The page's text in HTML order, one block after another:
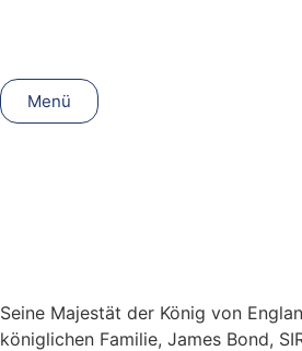
Menü
Seine Majestät der König von
königlichen Familie, James Bond,